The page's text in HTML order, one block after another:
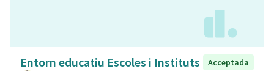
Entorn educatiu Escoles i Instituts
Acceptada